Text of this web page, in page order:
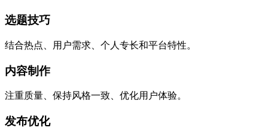
选题技巧
结合热点、用户需求、个人专长和平台特性。
内容制作
注重质量、保持风格一致、优化用户体验。
发布优化